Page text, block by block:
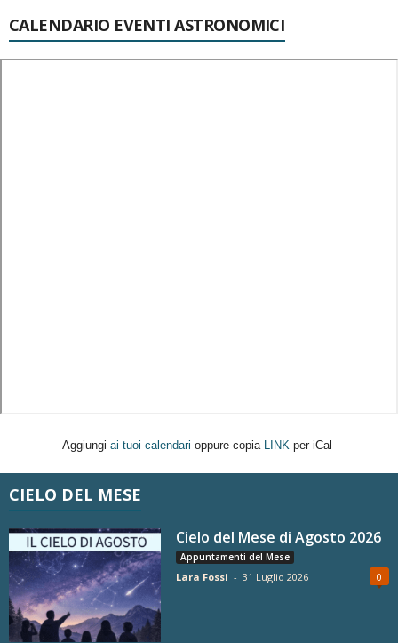
CALENDARIO EVENTI ASTRONOMICI
Aggiungi ai tuoi calendari oppure copia LINK per iCal
CIELO DEL MESE
Cielo del Mese di Agosto 2026
Appuntamenti del Mese
Lara Fossi - 31 Luglio 2026 0